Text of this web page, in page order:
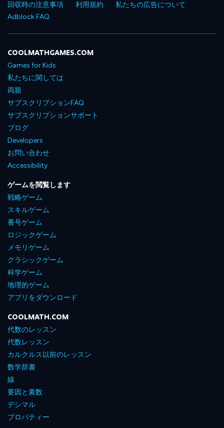
回収時の注意事項
利用規約
私たちの広告について
Adblock FAQ
COOLMATHGAMES.COM
Games for Kids
私たちに関しては
両親
サブスクリプションFAQ
サブスクリプションサポート
ブログ
Developers
お問い合わせ
Accessibility
ゲームを閲覧します
戦略ゲーム
スキルゲーム
番号ゲーム
ロジックゲーム
メモリゲーム
クラシックゲーム
科学ゲーム
地理的ゲーム
アプリをダウンロード
COOLMATH.COM
代数のレッスン
代数レッスン
カルクルス以前のレッスン
数学辞書
線
要因と素数
デシマル
プロパティー